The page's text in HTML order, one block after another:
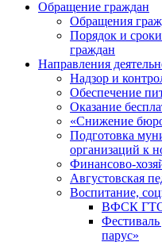
Обращение граждан
Обращения
Порядок и
граждан
Направления
Надзор и
Обеспечение
Оказание
«Снижение
Подготовка
организаций к
Финансово-
Августовская
Воспитание,
ВФСК
парус»